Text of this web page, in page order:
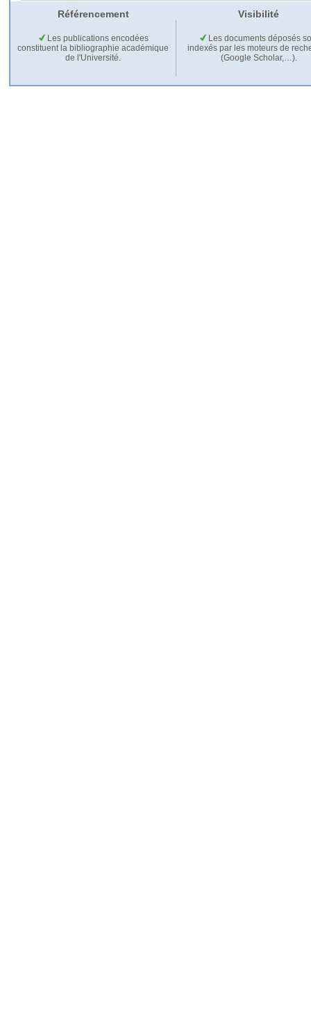
Référencement Visibilité
Les publications encodées
constituent la bibliographie académique
de l'Université.
Les documents déposés
indexés par les moteurs de
(Google Scholar,…).